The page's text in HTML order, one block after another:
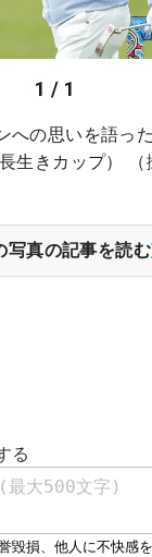
1 / 1
への思いを語っ
生きカップ） （
写真の記事を読む